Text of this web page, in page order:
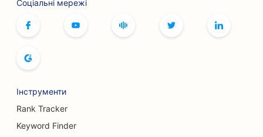
SEO для послуг ботокса та філерів
SEO для боулінг-клубів
SEO для ресторанів 'шведський стіл
SEO для послуг зі збільшення грудей
Соціальні мережі
Інструменти
Rank Tracker
Keyword Finder